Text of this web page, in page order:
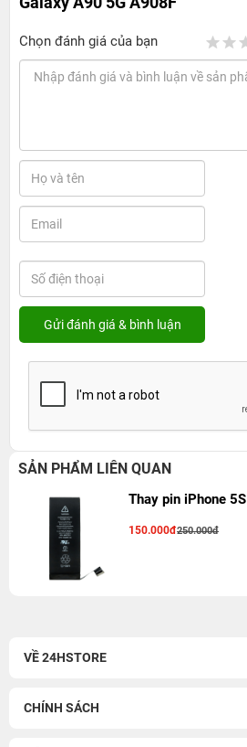
Chọn đánh giá của bạn
SẢN PHẨM LIÊN QUAN
Thay pin iPhone 5S
150.000đ250.000đ
VỀ 24HSTORE
CHÍNH SÁCH